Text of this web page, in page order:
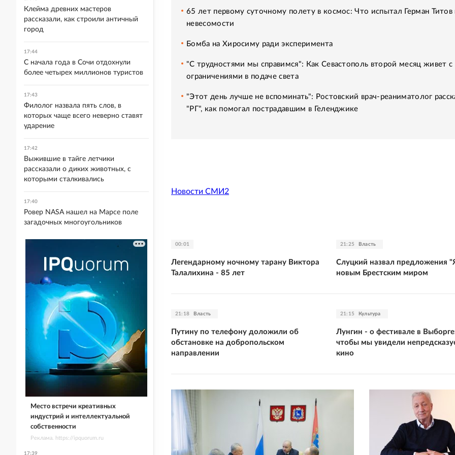
65 лет первому суточному полету в космос: Что испытал Герман Титов
невесомости
Бомба на Хиросиму ради эксперимента
"С трудностями мы справимся": Как Севастополь второй месяц живет с
ограничениями в подаче света
"Этот день лучше не вспоминать": Ростовский врач-реаниматолог
"РГ", как помогал пострадавшим в Геленджике
Новости СМИ2
00:01
Легендарному ночному тарану Виктора
Талалихина - 85 лет
21:25 Власть
Слуцкий назвал предложения
новым Брестским миром
21:18 Власть
Путину по телефону доложили об
обстановке на добропольском
направлении
21:15 Культура
Лунгин - о фестивале в
чтобы мы увидели
кино
Клейма древних мастеров
рассказали, как строили античный
город
17:44
С начала года в Сочи отдохнули
более четырех миллионов туристов
17:43
Филолог назвала пять слов, в
которых чаще всего неверно ставят
ударение
17:42
Выжившие в тайге летчики
рассказали о диких животных, с
которыми сталкивались
17:40
Ровер NASA нашел на Марсе поле
загадочных многоугольников
Место встречи креативных
индустрий и интеллектуальной
собственности
Реклама. https://ipquorum.ru
17:39